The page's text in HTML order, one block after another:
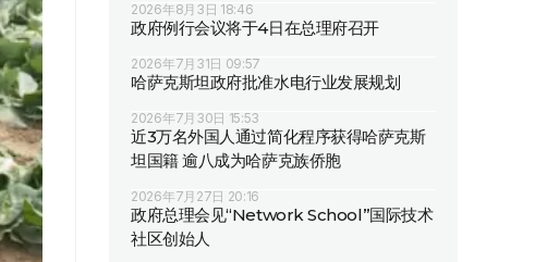
2026年8月3日 18:46
政府例行会议将于4日在总理府召开
2026年7月31日 09:57
哈萨克斯坦政府批准水电行业发展规划
2026年7月30日 15:53
近3万名外国人通过简化程序获得哈萨克斯
坦国籍 逾八成为哈萨克族侨胞
2026年7月27日 20:16
政府总理会见“Network School”国际技术
社区创始人